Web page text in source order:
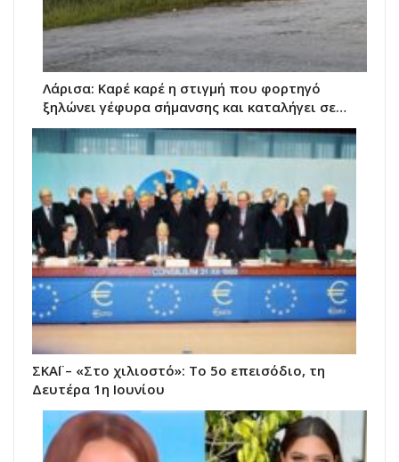
Λάρισα: Καρέ καρέ η στιγμή που φορτηγό
ξηλώνει γέφυρα σήμανσης και καταλήγει σε…
ΣΚΑΪ – «Στο χιλιοστό»: Το 5ο επεισόδιο, τη
Δευτέρα 1η Ιουνίου